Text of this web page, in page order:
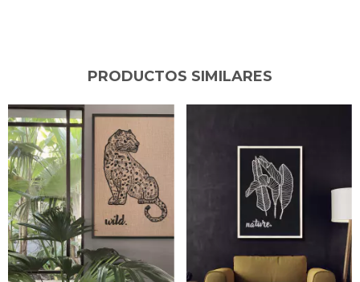
PRODUCTOS SIMILARES